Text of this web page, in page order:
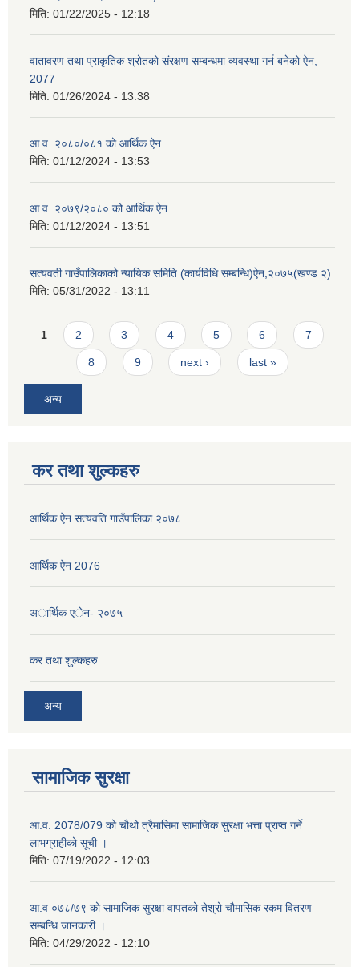
मिति: 01/22/2025 - 12:18
वातावरण तथा प्राकृतिक श्रोतको संरक्षण सम्बन्धमा व्यवस्था गर्न बनेको ऐन,
2077
मिति: 01/26/2024 - 13:38
आ.व. २०८०/०८१ को आर्थिक ऐन
मिति: 01/12/2024 - 13:53
आ.व. २०७९/२०८० को आर्थिक ऐन
मिति: 01/12/2024 - 13:51
सत्यवती गाउँपालिकाको न्यायिक समिति (कार्यविधि सम्बन्धि)ऐन,२०७५(खण्ड २)
मिति: 05/31/2022 - 13:11
Pages
1 2 3 4 5 6 7
8 9 next › last »
अन्य
कर तथा शुल्कहरु
आर्थिक ऐन सत्यवति गाउँपालिका २०७८
आर्थिक ऐन 2076
अार्थिक एेन- २०७५
कर तथा शुल्कहरु
अन्य
सामाजिक सुरक्षा
आ.व. 2078/079 को चौथो त्रैमासिमा सामाजिक सुरक्षा भत्ता प्राप्त गर्ने
लाभग्राहीको सूची ।
मिति: 07/19/2022 - 12:03
आ.व ०७८/७९ को सामाजिक सुरक्षा वापतको तेश्रो चौमासिक रकम वितरण
सम्बन्धि जानकारी ।
मिति: 04/29/2022 - 12:10